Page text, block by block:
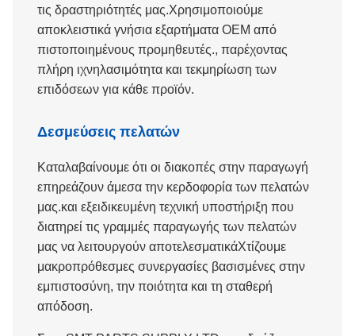
τις δραστηριότητές μας.Χρησιμοποιούμε
αποκλειστικά γνήσια εξαρτήματα OEM από
πιστοποιημένους προμηθευτές., παρέχοντας
πλήρη ιχνηλασιμότητα και τεκμηρίωση των
επιδόσεων για κάθε προϊόν.
Δεσμεύσεις πελατών
Καταλαβαίνουμε ότι οι διακοπές στην παραγωγή
επηρεάζουν άμεσα την κερδοφορία των πελατών
μας.και εξειδικευμένη τεχνική υποστήριξη που
διατηρεί τις γραμμές παραγωγής των πελατών
μας να λειτουργούν αποτελεσματικάΧτίζουμε
μακροπρόθεσμες συνεργασίες βασισμένες στην
εμπιστοσύνη, την ποιότητα και τη σταθερή
απόδοση.